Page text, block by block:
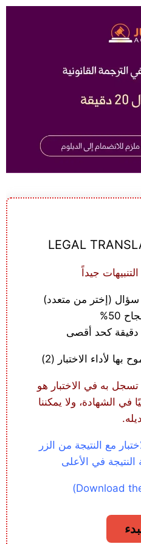
LEGAL
جيداً
50%
لأداء الاختبار (2)
به في الاختبار هو
في الشهادة، ولا يمكننا
مع النتيجة من الزر
في الأعلى